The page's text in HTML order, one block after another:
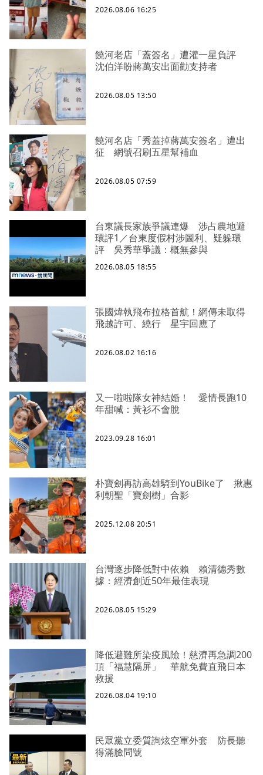
2026.08.06 16:25
饒河老店「蓋簽名」遭灌一星負評
沈伯洋盼蔣萬安出面勸支持者
2026.08.05 13:50
饒河名店「秀蓋掉蔣萬安簽名」遭出
征 網號召刷五星幫補血
2026.08.05 07:59
台東議長家族爭議連爆 涉占農地避
環評1／台東度假村涉圖利、疑躲環
評 吳秀華爭議：概無參與
2026.08.05 18:55
張國煒執飛布拉格首航！網傳未取得
飛越許可、繞行 星宇回應了
2026.08.02 16:16
又一啦啦隊女神結婚！ 愛情長跑10
年甜喊：黃衫不會脫
2023.09.28 16:01
朴寶劍再訪高雄騎到YouBike了 揪惠
利朝聖「寶劍樹」合影
2025.12.08 20:51
台灣逐步降低對中依賴 賴清德秀數
據：經濟創近50年最佳表現
2026.08.05 15:29
降低避難所染疫風險！慈濟再急調200
頂「福慧隔屏」 華航免費直飛日本
救援
2026.08.04 19:10
民眾黨立委質詢炫空軍外套 防長聽
得滿臉問號